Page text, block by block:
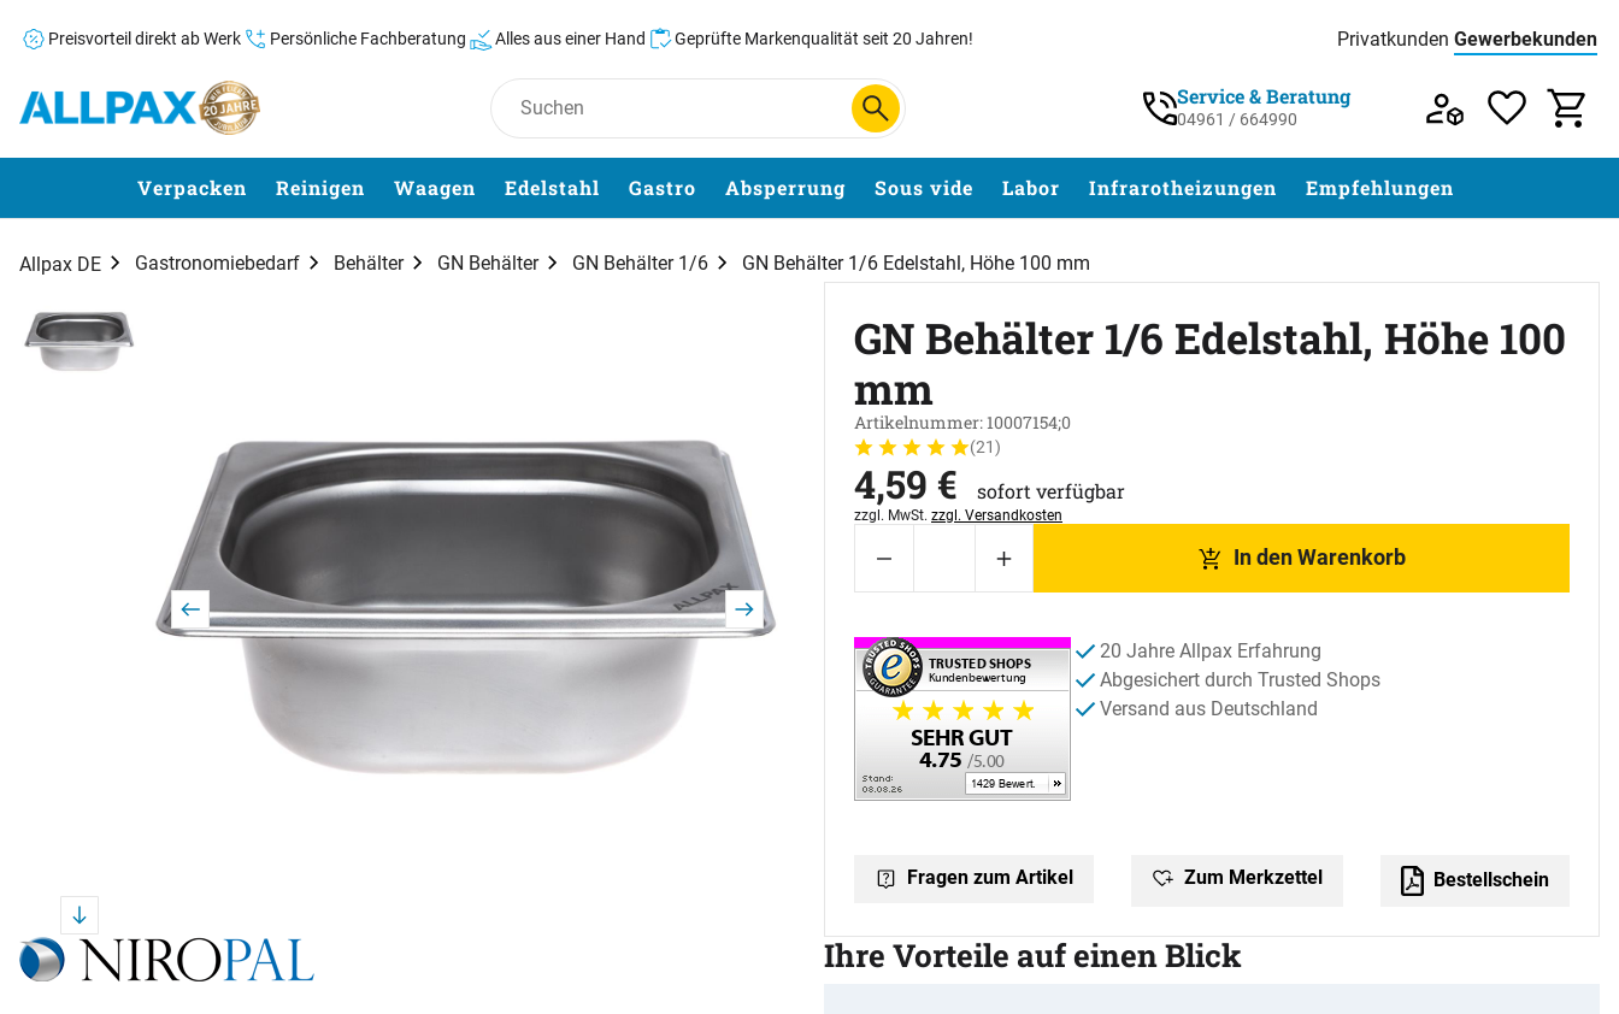
Preisvorteil direkt ab Werk Persönliche Fachberatung Alles aus einer Hand Geprüfte Markenqualität seit 20 Jahren! Privatkunden Preisliste:
Gewerbekunden
Zum Hauptinhalt springen
Service & Beratung unter 04961 / 77
Service & Beratung
04961 / 664990
Verpacken Reinigen Waagen Edelstahl Gastro Absperrung Sous vide Labor Infrarotheizungen Empfehlungen
Allpax DE Gastronomiebedarf Behälter GN Behälter GN Behälter 1/6 GN Behälter 1/6 Edelstahl, Höhe 100 mm
Produktgalerie
Zur Kaufbox springen
GN Behälter 1/6 Edelstahl, Höhe 100
mm
Artikelnummer: 10007154;0
Bewertung: 5 von 5 (21 Bewertungen)
21 Bewertungen
(21)
4,59 € sofort verfügbar
Steuerhinweis:
zzgl. MwSt. zzgl. Versandkosten
In den Warenkorb
20 Jahre Allpax Erfahrung
Abgesichert durch Trusted Shops
Versand aus Deutschland
Fragen zum Artikel Zum Merkzettel Bestellschein
Ihre Vorteile auf einen Blick